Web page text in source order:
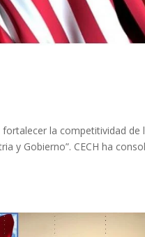
fortalecer la competitividad
y Gobierno”. CECH ha